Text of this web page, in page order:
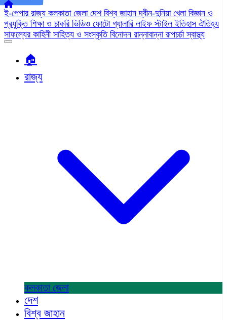
ই-পেপার রাজ্য কলকাতা জেলা দেশ বিশ্ব জাহানদ্বীন-দুনিয়া খেলা বিজ্ঞান ও
প্রযুক্তি শিক্ষা ও চাকরি ভিডিও ফোটো গ্যালারি লাইফ স্টাইলইতিহাস ঐতিহ্য
সাফল্যের কাহিনী সাহিত্য ও সংস্কৃতি বিনোদন রান্নাবান্নারূপচর্চাস্বাস্থ্য
🏠︎
রাজ্য
কলকাতা জেলা
দেশ
বিশ্ব জাহান